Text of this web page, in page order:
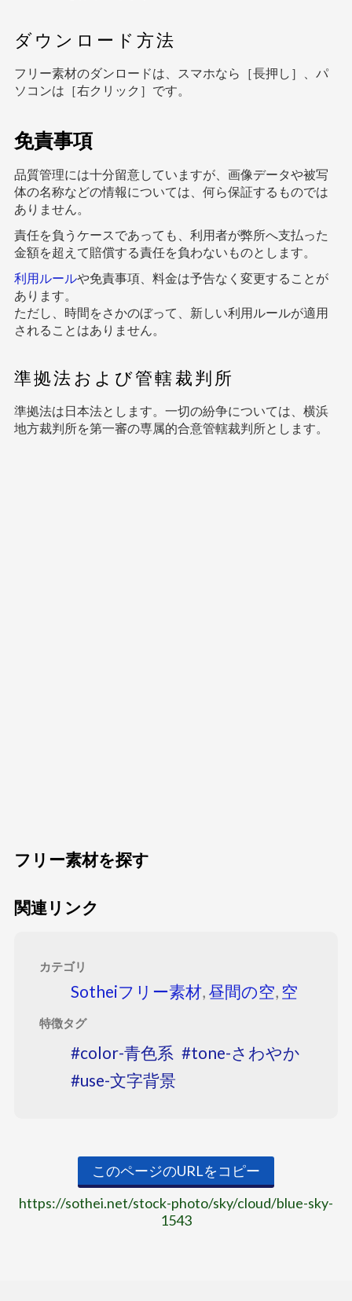
ダウンロード方法
フリー素材のダンロードは、スマホなら［長押し］、パ
ソコンは［右クリック］です。
免責事項
品質管理には十分留意していますが、画像データや被写
体の名称などの情報については、何ら保証するものでは
ありません。
責任を負うケースであっても、利用者が弊所へ支払った
金額を超えて賠償する責任を負わないものとします。
利用ルールや免責事項、料金は予告なく変更することが
あります。
ただし、時間をさかのぼって、新しい利用ルールが適用
されることはありません。
準拠法および管轄裁判所
準拠法は日本法とします。一切の紛争については、横浜
地方裁判所を第一審の専属的合意管轄裁判所とします。
フリー素材を探す
関連リンク
カテゴリ
Sotheiフリー素材, 昼間の空, 空
特徴タグ
color-青色系
tone-さわやか
use-文字背景
このページのURLをコピー
https://sothei.net/stock-photo/sky/cloud/blue-sky-
1543